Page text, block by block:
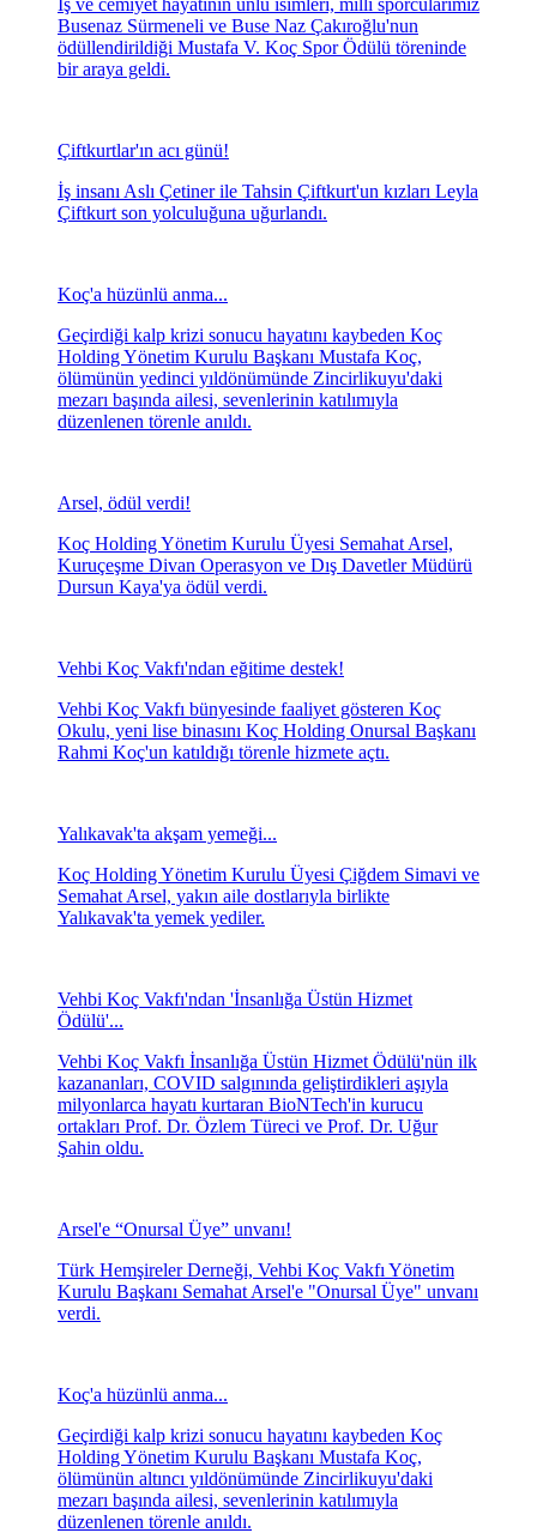
Busenaz Sürmeneli ve Buse Naz Çakıroğlu'nun
ödüllendirildiği Mustafa V. Koç Spor Ödülü töreninde
bir araya geldi.
Çiftkurtlar'ın acı günü!
İş insanı Aslı Çetiner ile Tahsin Çiftkurt'un kızları Leyla
Çiftkurt son yolculuğuna uğurlandı.
Koç'a hüzünlü anma...
Geçirdiği kalp krizi sonucu hayatını kaybeden Koç
Holding Yönetim Kurulu Başkanı Mustafa Koç,
ölümünün yedinci yıldönümünde Zincirlikuyu'daki
mezarı başında ailesi, sevenlerinin katılımıyla
düzenlenen törenle anıldı.
Arsel, ödül verdi!
Koç Holding Yönetim Kurulu Üyesi Semahat Arsel,
Kuruçeşme Divan Operasyon ve Dış Davetler Müdürü
Dursun Kaya'ya ödül verdi.
Vehbi Koç Vakfı'ndan eğitime destek!
Vehbi Koç Vakfı bünyesinde faaliyet gösteren Koç
Okulu, yeni lise binasını Koç Holding Onursal Başkanı
Rahmi Koç'un katıldığı törenle hizmete açtı.
Yalıkavak'ta akşam yemeği...
Koç Holding Yönetim Kurulu Üyesi Çiğdem Simavi ve
Semahat Arsel, yakın aile dostlarıyla birlikte
Yalıkavak'ta yemek yediler.
Vehbi Koç Vakfı'ndan 'İnsanlığa Üstün Hizmet
Ödülü'...
Vehbi Koç Vakfı İnsanlığa Üstün Hizmet Ödülü'nün ilk
kazananları, COVID salgınında geliştirdikleri aşıyla
milyonlarca hayatı kurtaran BioNTech'in kurucu
ortakları Prof. Dr. Özlem Türeci ve Prof. Dr. Uğur
Şahin oldu.
Arsel'e “Onursal Üye” unvanı!
Türk Hemşireler Derneği, Vehbi Koç Vakfı Yönetim
Kurulu Başkanı Semahat Arsel'e "Onursal Üye" unvanı
verdi.
Koç'a hüzünlü anma...
Geçirdiği kalp krizi sonucu hayatını kaybeden Koç
Holding Yönetim Kurulu Başkanı Mustafa Koç,
ölümünün altıncı yıldönümünde Zincirlikuyu'daki
mezarı başında ailesi, sevenlerinin katılımıyla
düzenlenen törenle anıldı.